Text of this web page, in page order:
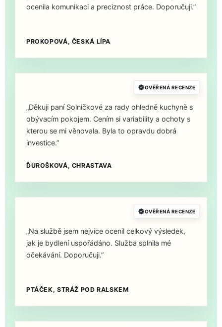
ocenila komunikaci a preciznost práce. Doporučuji.”
PROKOPOVÁ, ČESKÁ LÍPA
OVĚŘENÁ RECENZE
„Děkuji paní Solničkové za rady ohledně kuchyně s
obývacím pokojem. Cením si variability a ochoty s
kterou se mi věnovala. Byla to opravdu dobrá
investice.”
ĎUROŠKOVÁ, CHRASTAVA
OVĚŘENÁ RECENZE
„Na službě jsem nejvíce ocenil celkový výsledek,
jak je bydlení uspořádáno. Služba splnila mé
očekávání. Doporučuji.”
PTÁČEK, STRÁŽ POD RALSKEM